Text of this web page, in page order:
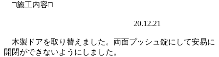
□施工内容□
20.12.21
木製ドアを取り替えました。両面プッシュ錠にして安易に
開閉ができないようにしました。